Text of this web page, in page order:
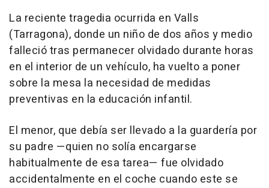
La reciente tragedia ocurrida en Valls
(Tarragona), donde un niño de dos años y medio
falleció tras permanecer olvidado durante horas
en el interior de un vehículo, ha vuelto a poner
sobre la mesa la necesidad de medidas
preventivas en la educación infantil.
El menor, que debía ser llevado a la guardería por
su padre —quien no solía encargarse
habitualmente de esa tarea— fue olvidado
accidentalmente en el coche cuando este se